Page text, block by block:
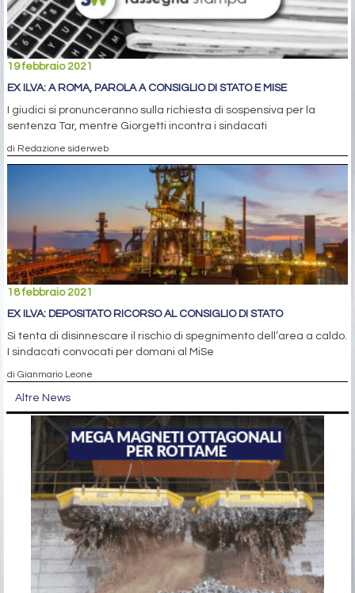
19 febbraio 2021
EX ILVA: A ROMA, PAROLA A CONSIGLIO DI STATO E MISE
I giudici si pronunceranno sulla richiesta di sospensiva per la
sentenza Tar, mentre Giorgetti incontra i sindacati
di Redazione siderweb
18 febbraio 2021
EX ILVA: DEPOSITATO RICORSO AL CONSIGLIO DI STATO
Si tenta di disinnescare il rischio di spegnimento dell’area a caldo.
I sindacati convocati per domani al MiSe
di Gianmario Leone
Altre News